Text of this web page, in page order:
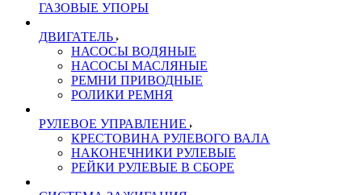
ГАЗОВЫЕ УПОРЫ
ДВИГАТЕЛЬ
НАСОСЫ ВОДЯНЫЕ
НАСОСЫ МАСЛЯНЫЕ
РЕМНИ ПРИВОДНЫЕ
РОЛИКИ РЕМНЯ
РУЛЕВОЕ УПРАВЛЕНИЕ
КРЕСТОВИНА РУЛЕВОГО ВАЛА
НАКОНЕЧНИКИ РУЛЕВЫЕ
РЕЙКИ РУЛЕВЫЕ В СБОРЕ